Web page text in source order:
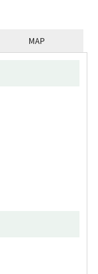
MAP